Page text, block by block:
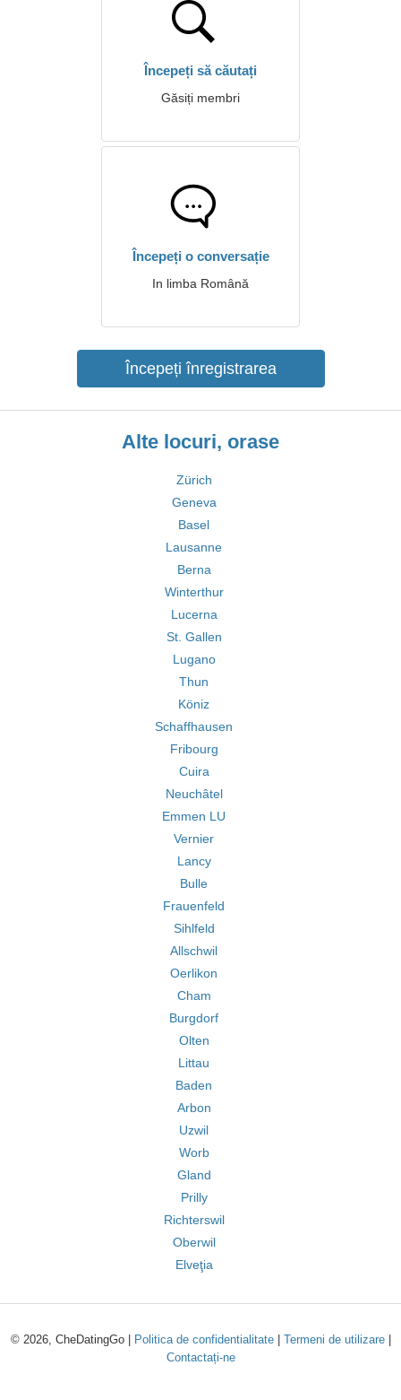
Începeți să căutați
Găsiți membri
Începeți o conversație
In limba Română
Începeți înregistrarea
Alte locuri, orase
Zürich
Geneva
Basel
Lausanne
Berna
Winterthur
Lucerna
St. Gallen
Lugano
Thun
Köniz
Schaffhausen
Fribourg
Cuira
Neuchâtel
Emmen LU
Vernier
Lancy
Bulle
Frauenfeld
Sihlfeld
Allschwil
Oerlikon
Cham
Burgdorf
Olten
Littau
Baden
Arbon
Uzwil
Worb
Gland
Prilly
Richterswil
Oberwil
Elveţia
© 2026, CheDatingGo | Politica de confidentialitate| Termeni de utilizare|
Contactați-ne